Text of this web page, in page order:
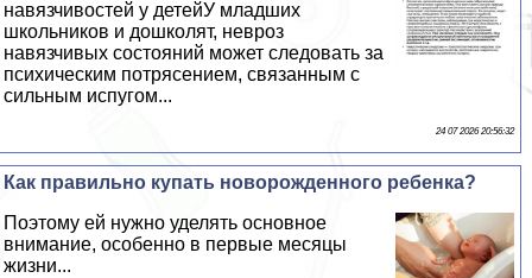
навязчивостей у детейУ младших
школьников и дошколят, невроз
навязчивых состояний может следовать за
психическим потрясением, связанным с
сильным испугом...
24 07 2026 20:56:32
Как правильно купать новорожденного ребенка?
Поэтому ей нужно уделять основное
внимание, особенно в первые месяцы
жизни...